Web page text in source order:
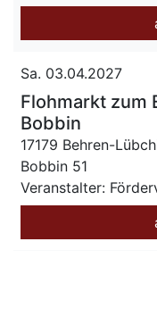
Sa. 03.04.2027
Flohmarkt zum
Bobbin
17179 Behren-
Bobbin 51
Veranstalter: